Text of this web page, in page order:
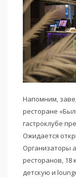
Напомним,
ресторане
гастроклубе
Ожидается
Организаторы
ресторанов,
детскую и